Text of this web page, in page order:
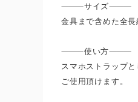
⸻サイズ⸻
金具まで含めた全
⸻使い方⸻
スマホストラップ
ご使用頂けます。